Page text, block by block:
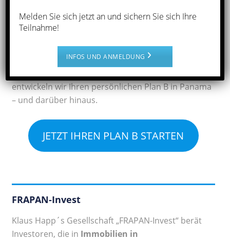
Investment – sichern Sie sich und Ihrer Familie
Stabilität, Mobilität und langfristige Freiheit.
Kontaktieren Sie uns, um mehr über Ihre
entwickeln wir Ihren persönlichen Plan B in Panama
– und darüber hinaus.
JETZT IHREN PLAN B STARTEN
FRAPAN-Invest
Klaus Happ´s Gesellschaft „FRAPAN-Invest“ berät
Investoren, die in Immobilien in
Melden Sie sich jetzt an und sichern Sie sich Ihre
Teilnahme!
INFOS UND ANMELDUNG